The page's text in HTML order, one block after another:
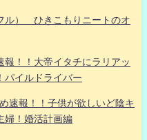
ル） ひきこもりニートのオ
報！！大帝イタチにラリアッ
パイルドライバー
速報！！子供が欲しいど陰キ
婦！婚活計画編